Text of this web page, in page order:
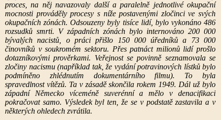
proces, na něj navazovaly další a paralelně jednotlivé okupační
mocnosti prováděly procesy s níže postavenými zločinci ve svých
okupačních zónách. Odsouzeny byly tisíce lidí, bylo vykonáno 486
rozsudků smrti. V západních zónách bylo internováno 200 000
bývalých nacistů, o práci přišlo 150 000 úředníků a 73 000
činovníků v soukromém sektoru. Přes patnáct milionů lidí prošlo
dotazníkovými prověrkami. Veřejnost se povinně seznamovala se
zločiny nacismu (například tak, že vydání potravinových lístků bylo
podmíněno zhlédnutím dokumentárního filmu). To byla
spravedlnost vítězů. Ta v zásadě skončila rokem 1949. Dál už bylo
západní Německo víceméně suverénní a mělo v denacifikaci
pokračovat samo. Výsledek byl ten, že se v podstatě zastavila a v
některých ohledech zvrátila.